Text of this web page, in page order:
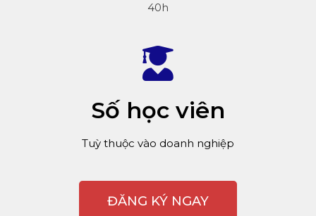
40h
Số học viên
Tuỳ thuộc vào doanh nghiệp
ĐĂNG KÝ NGAY